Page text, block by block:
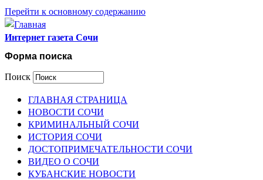
Перейти к основному содержанию
Интернет газета Сочи
Форма поиска
Поиск
ГЛАВНАЯ СТРАНИЦА
НОВОСТИ СОЧИ
КРИМИНАЛЬНЫЙ СОЧИ
ИСТОРИЯ СОЧИ
ДОСТОПРИМЕЧАТЕЛЬНОСТИ СОЧИ
ВИДЕО О СОЧИ
КУБАНСКИЕ НОВОСТИ